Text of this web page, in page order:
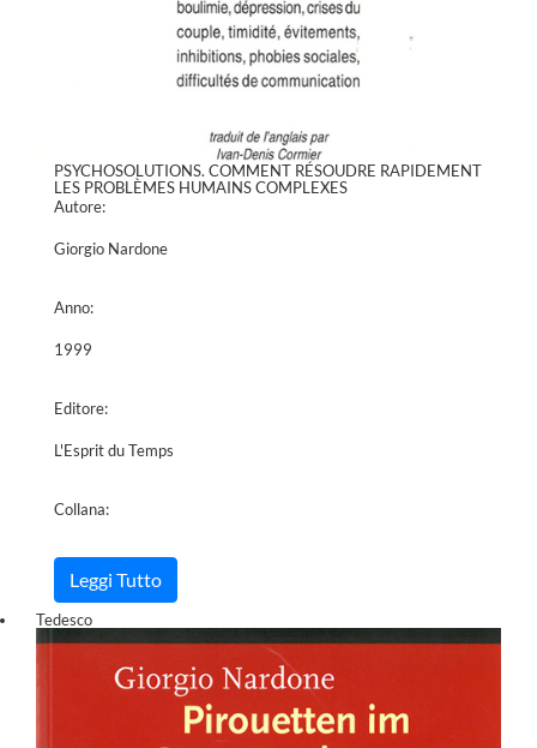
PSYCHOSOLUTIONS. COMMENT RÉSOUDRE RAPIDEMENT
LES PROBLÈMES HUMAINS COMPLEXES
Autore:
Giorgio Nardone
Anno:
1999
Editore:
L'Esprit du Temps
Collana:
Leggi Tutto
Tedesco